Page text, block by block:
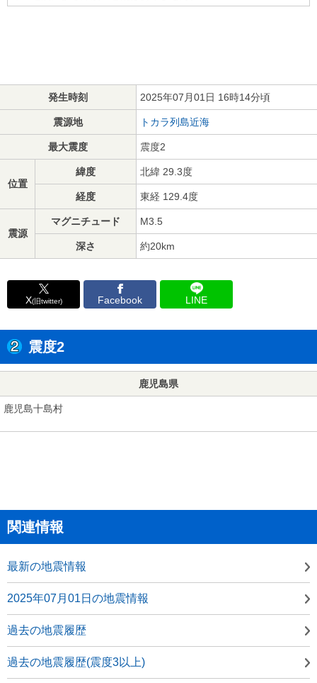
発生時刻 2025年07月01日 16時14分頃
震源地 トカラ列島近海
最大震度 震度2
位置
緯度 北緯 29.3度
経度 東経 129.4度
震源
マグニチュード M3.5
深さ 約20km
X(旧twitter) Facebook LINE
震度2
鹿児島県
鹿児島十島村
関連情報
最新の地震情報
2025年07月01日の地震情報
過去の地震履歴
過去の地震履歴(震度3以上)